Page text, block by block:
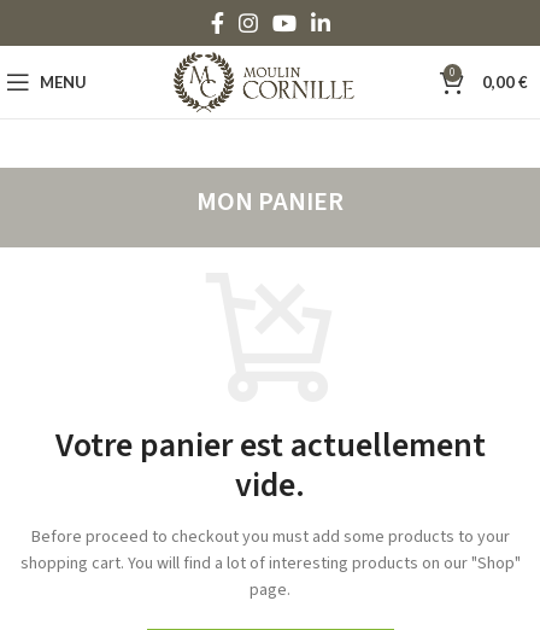
MENU 0 0,00€
MON PANIER
Votre panier est actuellement
vide.
Before proceed to checkout you must add some products to your
shopping cart. You will find a lot of interesting products on our "Shop"
page.